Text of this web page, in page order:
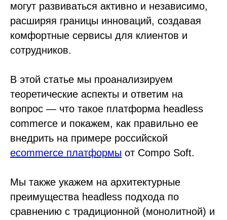
могут развиваться активно и независимо,
расширяя границы инноваций, создавая
комфортные сервисы для клиентов и
сотрудников.
В этой статье мы проанализируем
теоретические аспекты и ответим на
вопрос — что такое платформа headless
commerce и покажем, как правильно ее
внедрить на примере российской
ecommerce платформы от Compo Soft.
Мы также укажем на архитектурные
преимущества headless подхода по
сравнению с традиционной (монолитной) и